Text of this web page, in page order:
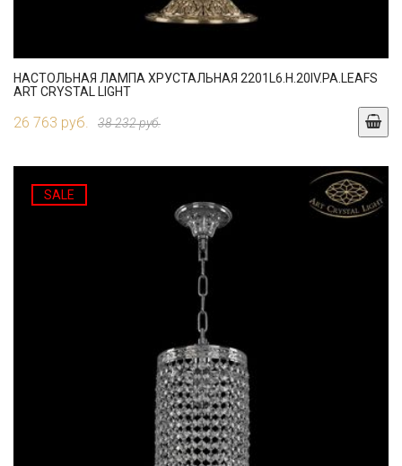
НАСТОЛЬНАЯ ЛАМПА ХРУСТАЛЬНАЯ 2201L6.H.20IV.PA.LEAFS
ART CRYSTAL LIGHT
26 763 руб. 38 232 руб.
SALE